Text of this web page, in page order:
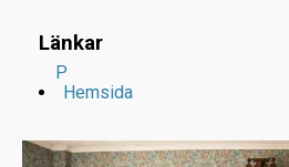
P
Länkar
Hemsida